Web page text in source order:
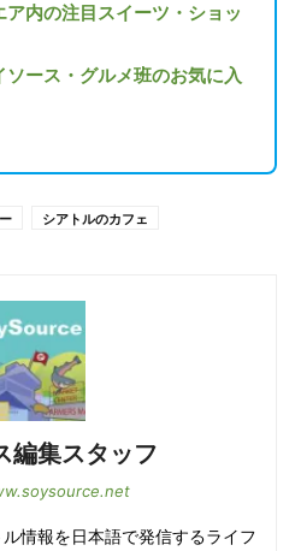
内の注目スイーツ・ショッ
ソース・グルメ班のお気に入
シアトルのカフェ
編集スタッフ
情報を日本語で発信するライフ